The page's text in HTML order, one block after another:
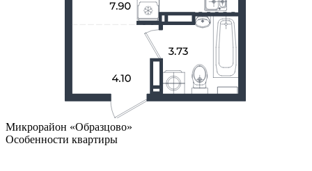
Микрорайон «Образцово»
Особенности квартиры